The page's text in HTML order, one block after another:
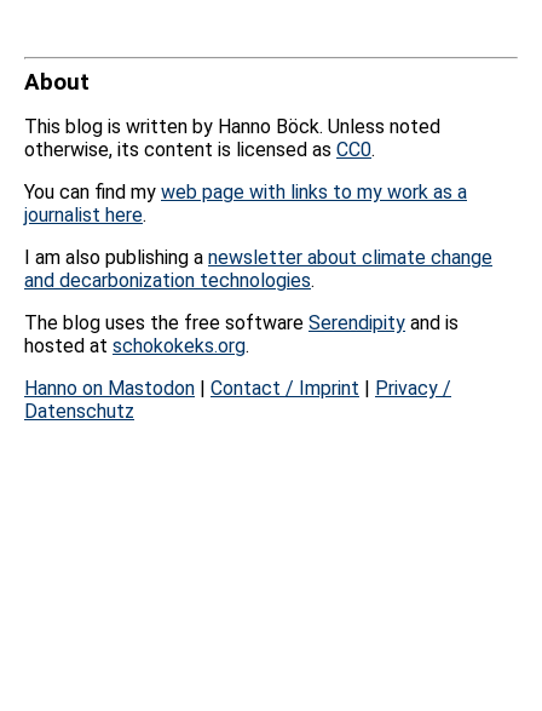
About
This blog is written by Hanno Böck. Unless noted
otherwise, its content is licensed as CC0.
You can find my web page with links to my work as a
journalist here.
I am also publishing a newsletter about climate change
and decarbonization technologies.
The blog uses the free software Serendipity and is
hosted at schokokeks.org.
Hanno on Mastodon | Contact / Imprint | Privacy /
Datenschutz